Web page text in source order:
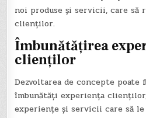
noi produse și servicii, care să
clienților.
Îmbunătățirea
clienților
Dezvoltarea de concepte
îmbunătăți experiența
experiențe și servicii care să